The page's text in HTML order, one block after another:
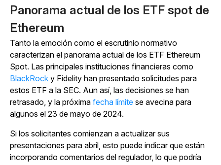
Panorama actual de los ETF spot de
Ethereum
Tanto la emoción como el escrutinio normativo
caracterizan el panorama actual de los ETF Ethereum
Spot. Las principales instituciones financieras como
BlackRock y Fidelity han presentado solicitudes para
estos ETF a la SEC. Aun así, las decisiones se han
retrasado, y la próxima fecha límite se avecina para
algunos el 23 de mayo de 2024.
Si los solicitantes comienzan a actualizar sus
presentaciones para abril, esto puede indicar que están
incorporando comentarios del regulador, lo que podría